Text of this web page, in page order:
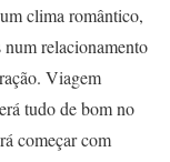
clima romântico,
num relacionamento
Viagem
tudo de bom no
começar com